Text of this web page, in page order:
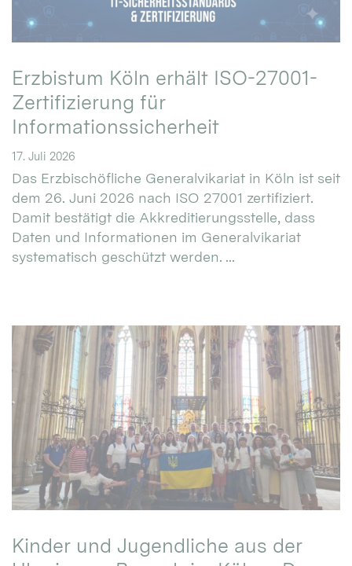
Erzbistum Köln erhält ISO-27001-
Zertifizierung für
Informationssicherheit
17. Juli 2026
Das Erzbischöfliche Generalvikariat in Köln ist seit
dem 26. Juni 2026 nach ISO 27001 zertifiziert.
Damit bestätigt die Akkreditierungsstelle, dass
Daten und Informationen im Generalvikariat
systematisch geschützt werden. ...
Kinder und Jugendliche aus der